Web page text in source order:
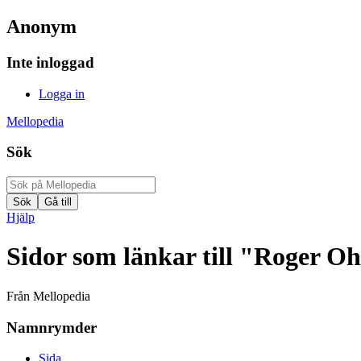
Anonym
Inte inloggad
Logga in
Mellopedia
Sök
Hjälp
Sidor som länkar till "Roger
Från Mellopedia
Namnrymder